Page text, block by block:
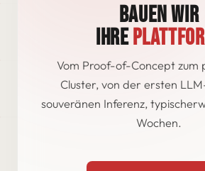
BAUEN WIR
IHRE
Vom Proof-of-Concept zum
Cluster, von der ersten
souveränen Inferenz,
Wochen.